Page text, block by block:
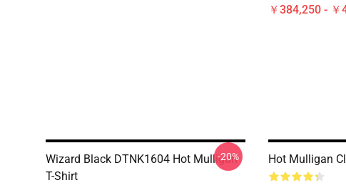
￥384,250 -
Wizard Black DTNK1604 Hot Mulligan
T-Shirt
-20% Hot Mulligan